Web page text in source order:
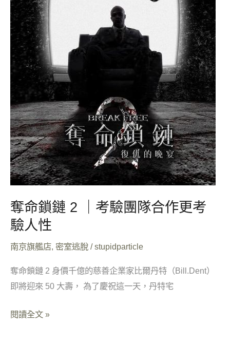
奪命鎖鏈 2 ｜考驗團隊合作更考
驗人性
南京旗艦店, 密室逃脫 /stupidparticle
奪命鎖鏈 2 身價千億的慈善企業家比爾丹特（Bill.Dent）
即將迎來 50 大壽， 為了慶祝這一天，丹特宅
團
隊
合
作
考
驗
人
性
閱讀全文 »